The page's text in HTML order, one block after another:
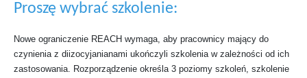
Proszę wybrać szkolenie:
Nowe ograniczenie REACH wymaga, aby pracownicy mający do
czynienia z diizocyjanianami ukończyli szkolenia w zależności od ich
zastosowania. Rozporządzenie określa 3 poziomy szkoleń, szkolenie